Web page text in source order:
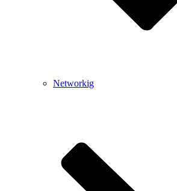
Networkig